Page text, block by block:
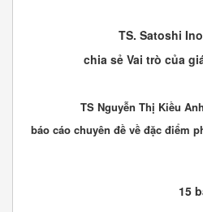
TS. Satoshi
chia sẻ Vai trò của
TS Nguyễn Thị Kiều
báo cáo chuyên đề về đặc điểm
15